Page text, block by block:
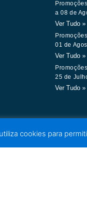
a 08 de
Ver Tudo »
01 de
Ver Tudo »
25 de
Ver Tudo »
cookies para